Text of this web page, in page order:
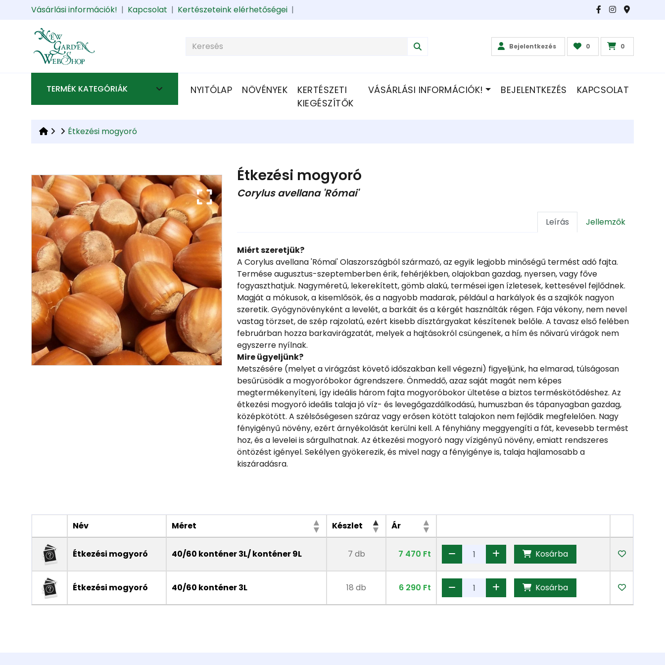
Vásárlási információk! | Kapcsolat | Kertészeteink elérhetőségei |
Bejelentkezés 0 0
TERMÉK KATEGÓRIÁK NYITÓLAP NÖVÉNYEK
KERTÉSZETI
KIEGÉSZÍTŐK
VÁSÁRLÁSI INFORMÁCIÓK! BEJELENTKEZÉS KAPCSOLAT
Étkezési mogyoró
Étkezési mogyoró
Corylus avellana 'Római'
Leírás Jellemzők
Miért szeretjük?
A Corylus avellana 'Római' Olaszországból származó, az egyik legjobb minőségű termést adó fajta.
Termése augusztus-szeptemberben érik, fehérjékben, olajokban gazdag, nyersen, vagy főve
fogyaszthatjuk. Nagyméretű, lekerekített, gömb alakú, termései igen ízletesek, kettesével fejlődnek.
Magját a mókusok, a kisemlősök, és a nagyobb madarak, például a harkályok és a szajkók nagyon
szeretik. Gyógynövényként a levelét, a barkáit és a kérgét használták régen. Fája vékony, nem nevel
vastag törzset, de szép rajzolatú, ezért kisebb dísztárgyakat készítenek belőle. A tavasz első felében
februárban hozza barkavirágzatát, melyek a hajtásokról csüngenek, a hím és nőivarú virágok nem
egyszerre nyílnak.
Mire ügyeljünk?
Metszésére (melyet a virágzást követő időszakban kell végezni) figyeljünk, ha elmarad, túlságosan
besűrüsödik a mogyoróbokor ágrendszere. Önmeddő, azaz saját magát nem képes
megtermékenyíteni, így ideális három fajta mogyoróbokor ültetése a biztos terméskötődéshez. Az
étkezési mogyoró ideális talaja jó víz- és levegőgazdálkodású, humuszban és tápanyagban gazdag,
középkötött. A szélsőségesen száraz vagy erősen kötött talajokon nem fejlődik megfelelően. Nagy
fényigényű növény, ezért árnyékolását kerülni kell. A fényhiány meggyengíti a fát, kevesebb termést
hoz, és a levelei is sárgulhatnak. Az étkezési mogyoró nagy vízigényű növény, emiatt rendszeres
öntözést igényel. Sekélyen gyökerezik, és mivel nagy a fényigénye is, talaja hajlamosabb a
kiszáradásra.
Név Méret Készlet Ár
Étkezési mogyoró 40/60 konténer 3L/ konténer 9L 7 db 7 470 Ft Kosárba
Étkezési mogyoró 40/60 konténer 3L 18 db 6 290 Ft Kosárba